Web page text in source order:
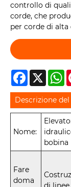
controllo di
corde, che
per corde di alta
Facebook
X
Descrizione
Nome:
bobina
Fare
doma